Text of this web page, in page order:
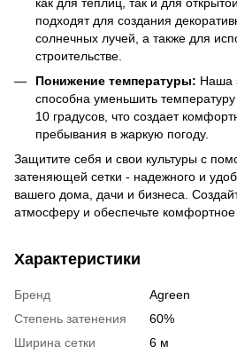
подходят для создания
солнечных лучей, а также для
строительстве.
Понижение температуры: Наша
способна уменьшить
10 градусов, что создает
пребывания в жаркую погоду.
Защитите себя и свои культуры с
затеняющей сетки - надежного и
вашего дома, дачи и бизнеса.
атмосферу и обеспечьте
Характеристики
Бренд
Agreen
Степень затенения
60%
Ширина сетки
6 м